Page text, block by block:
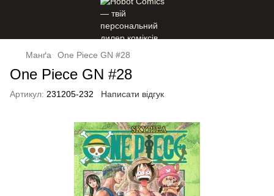
Манґа One Piece GN #28
One Piece GN #28
Артикул: 231205-232 Написати відгук